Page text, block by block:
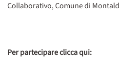
Collaborativo, Comune di
Per partecipare clicca qui: